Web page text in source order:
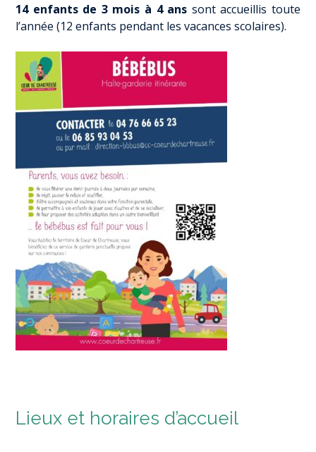
14 enfants de 3 mois à 4 ans sont accueillis toute
l’année (12 enfants pendant les vacances scolaires).
Lieux et horaires d’accueil